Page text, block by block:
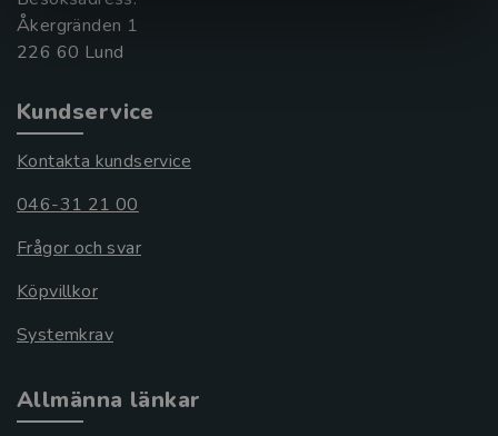
Åkergränden 1
Kundservice
Kontakta kundservice
046-31 21 00
Frågor och svar
Köpvillkor
Systemkrav
Allmänna länkar